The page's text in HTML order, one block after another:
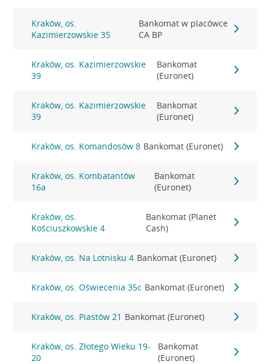
Kraków, os.
Kazimierzowskie 35
Bankomat w placówce
CA BP
Kraków, os. Kazimierzowskie
39
Bankomat
(Euronet)
Kraków, os. Kazimierzowskie
39
Bankomat
(Euronet)
Kraków, os. Komandosów 8 Bankomat (Euronet)
Kraków, os. Kombatantów
16a
Bankomat
(Euronet)
Kraków, os.
Kościuszkowskie 4
Bankomat (Planet
Cash)
Kraków, os. Na Lotnisku 4 Bankomat (Euronet)
Kraków, os. Oświecenia 35c Bankomat (Euronet)
Kraków, os. Piastów 21 Bankomat (Euronet)
Kraków, os. Złotego Wieku 19-
20
Bankomat
(Euronet)